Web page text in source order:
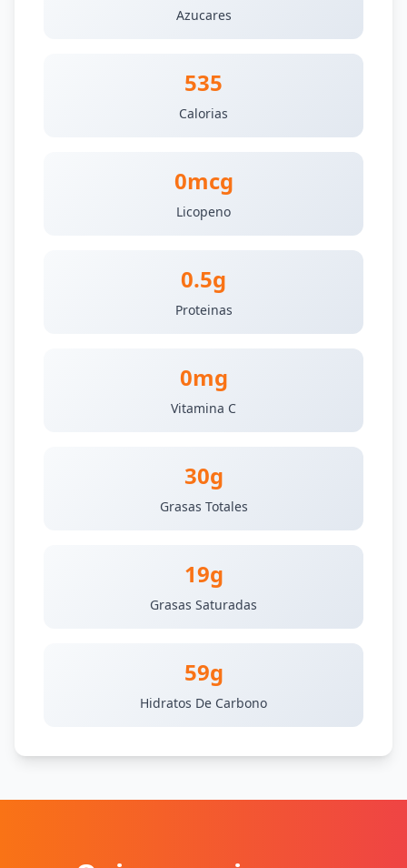
Azucares
535
Calorias
0mcg
Licopeno
0.5g
Proteinas
0mg
Vitamina C
30g
Grasas Totales
19g
Grasas Saturadas
59g
Hidratos De Carbono